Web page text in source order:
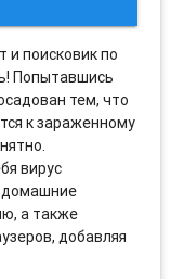
поисковик по
Попытавшись
тем, что
к зараженному
вирус
домашние
а также
добавляя